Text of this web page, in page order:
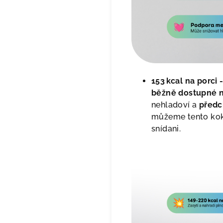
153 kcal na porci
běžně dostupné
nehladoví a
můžeme tento
snídani.